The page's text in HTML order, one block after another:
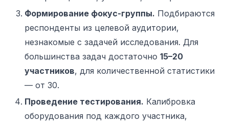
Формирование фокус-группы. Подбираются
респонденты из целевой аудитории,
незнакомые с задачей исследования. Для
большинства задач достаточно 15–20
участников, для количественной статистики
— от 30.
Проведение тестирования. Калибровка
оборудования под каждого участника,